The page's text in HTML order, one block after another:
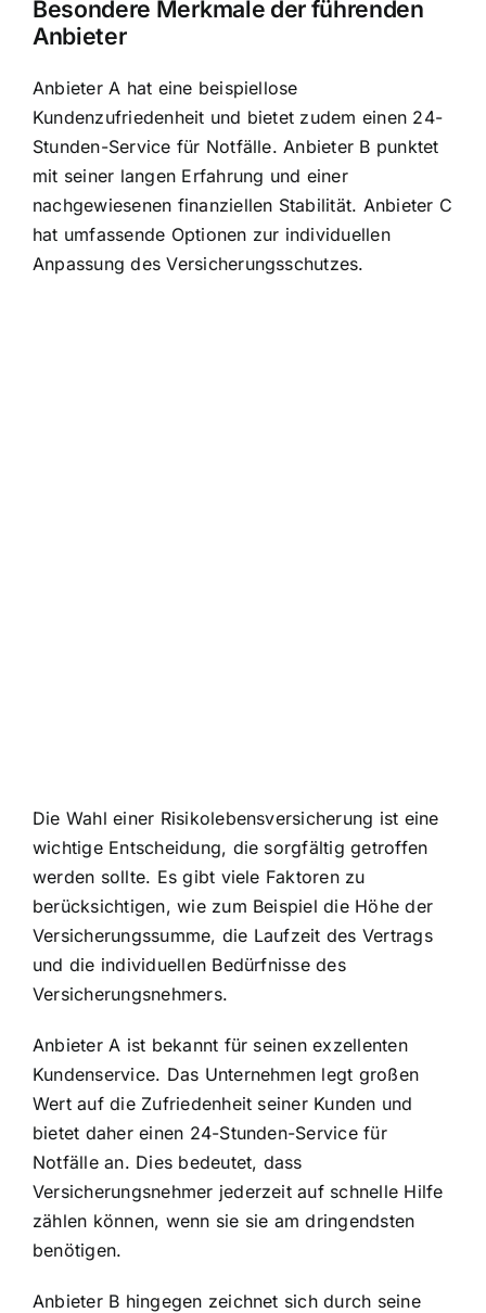
Besondere Merkmale der führenden
Anbieter
Anbieter A hat eine beispiellose
Kundenzufriedenheit und bietet zudem einen 24-
Stunden-Service für Notfälle. Anbieter B punktet
mit seiner langen Erfahrung und einer
nachgewiesenen finanziellen Stabilität. Anbieter C
hat umfassende Optionen zur individuellen
Anpassung des Versicherungsschutzes.
Die Wahl einer Risikolebensversicherung ist eine
wichtige Entscheidung, die sorgfältig getroffen
werden sollte. Es gibt viele Faktoren zu
berücksichtigen, wie zum Beispiel die Höhe der
Versicherungssumme, die Laufzeit des Vertrags
und die individuellen Bedürfnisse des
Versicherungsnehmers.
Anbieter A ist bekannt für seinen exzellenten
Kundenservice. Das Unternehmen legt großen
Wert auf die Zufriedenheit seiner Kunden und
bietet daher einen 24-Stunden-Service für
Notfälle an. Dies bedeutet, dass
Versicherungsnehmer jederzeit auf schnelle Hilfe
zählen können, wenn sie sie am dringendsten
benötigen.
Anbieter B hingegen zeichnet sich durch seine